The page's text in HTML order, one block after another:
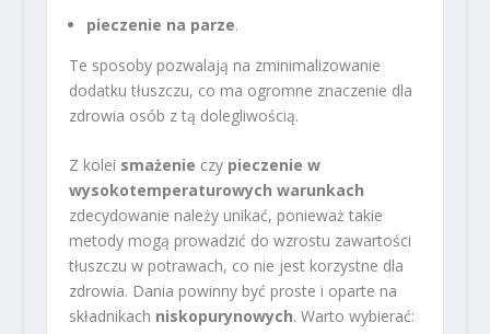
pieczenie na parze.
Te sposoby pozwalają na zminimalizowanie
dodatku tłuszczu, co ma ogromne znaczenie dla
zdrowia osób z tą dolegliwością.
Z kolei smażenie czy pieczenie w
wysokotemperaturowych warunkach
zdecydowanie należy unikać, ponieważ takie
metody mogą prowadzić do wzrostu zawartości
tłuszczu w potrawach, co nie jest korzystne dla
zdrowia. Dania powinny być proste i oparte na
składnikach niskopurynowych. Warto wybierać: